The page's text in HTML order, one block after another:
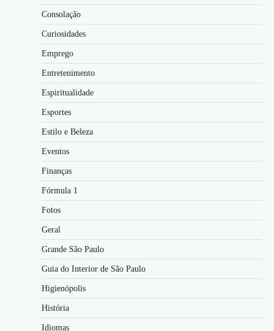
Consolação
Curiosidades
Emprego
Entretenimento
Espiritualidade
Esportes
Estilo e Beleza
Eventos
Finanças
Fórmula 1
Fotos
Geral
Grande São Paulo
Guia do Interior de São Paulo
Higienópolis
História
Idiomas